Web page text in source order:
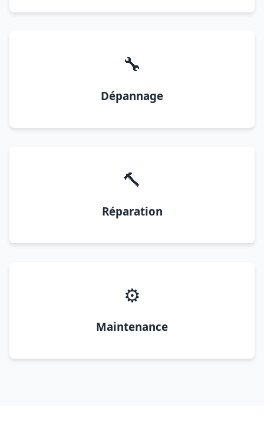
🔧
Dépannage
🔨
Réparation
⚙️
Maintenance